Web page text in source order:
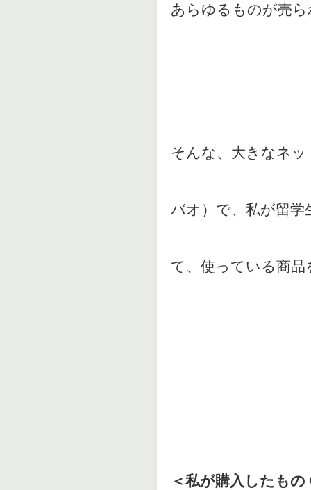
あらゆるものが売
そんな、大きなネ
バオ）で、私が留学
て、使っている商
＜私が購入したも